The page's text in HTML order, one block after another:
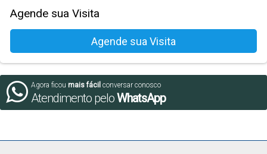
Agende sua Visita
Agora ficou mais fácil conversar conosco
Atendimento peloWhatsApp